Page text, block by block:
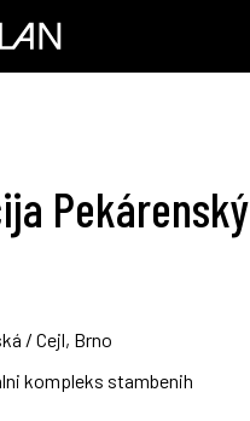
Pekárenský
/ Cejl, Brno
kompleks stambenih